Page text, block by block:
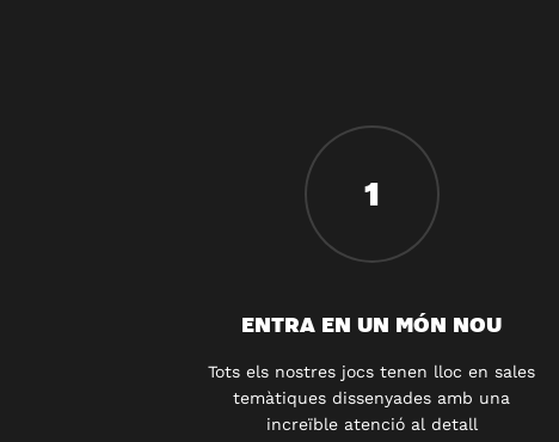
1
ENTRA EN UN MÓN NOU
Tots els nostres jocs tenen lloc en sales
temàtiques dissenyades amb una
increïble atenció al detall